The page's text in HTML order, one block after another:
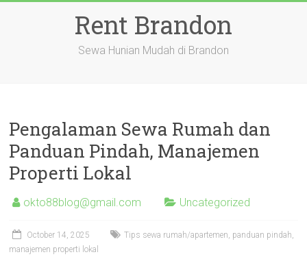
Rent Brandon
Sewa Hunian Mudah di Brandon
Pengalaman Sewa Rumah dan
Panduan Pindah, Manajemen
Properti Lokal
okto88blog@gmail.com Uncategorized
October 14, 2025
Tips sewa rumah/apartemen, panduan pindah,
manajemen properti lokal